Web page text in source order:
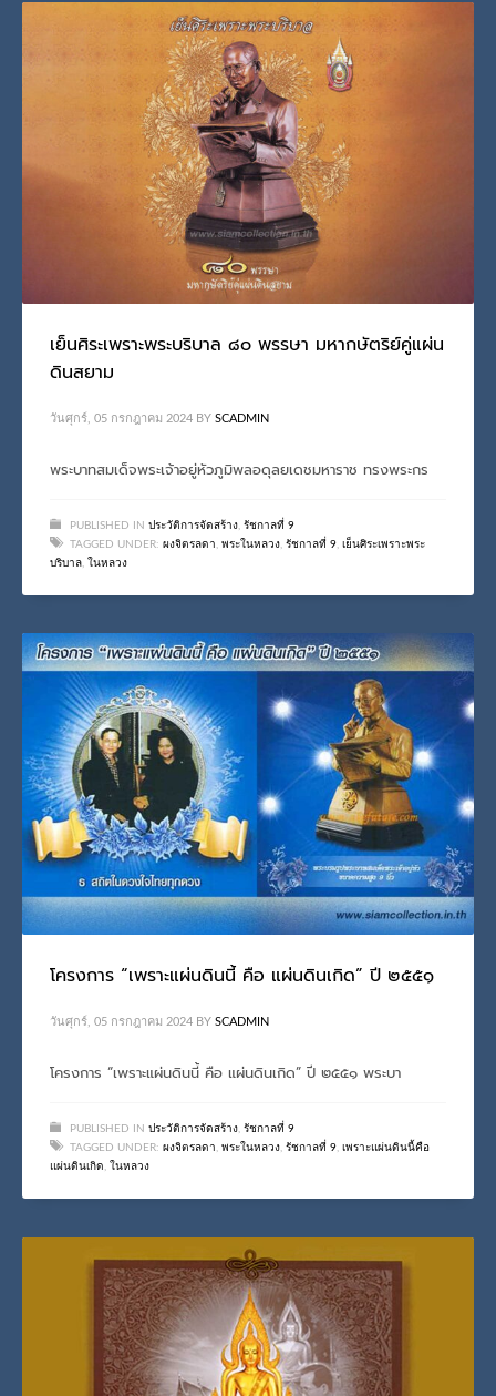
เย็นศิระเพราะพระบริบาล ๘๐ พรรษา มหากษัตริย์คู่แผ่น
ดินสยาม
วันศุกร์, 05 กรกฎาคม 2024 BY SCADMIN
พระบาทสมเด็จพระเจ้าอยู่หัวภูมิพลอดุลยเดชมหาราช ทรงพระกร
PUBLISHED IN ประวัติการจัดสร้าง, รัชกาลที่ 9
TAGGED UNDER: ผงจิตรลดา , พระในหลวง, รัชกาลที่ 9, เย็นศิระเพราะพระ
บริบาล, ในหลวง
โครงการ “เพราะแผ่นดินนี้ คือ แผ่นดินเกิด” ปี ๒๕๕๑
วันศุกร์, 05 กรกฎาคม 2024 BY SCADMIN
โครงการ “เพราะแผ่นดินนี้ คือ แผ่นดินเกิด” ปี ๒๕๕๑ พระบา
PUBLISHED IN ประวัติการจัดสร้าง, รัชกาลที่ 9
TAGGED UNDER: ผงจิตรลดา , พระในหลวง, รัชกาลที่ 9, เพราะแผ่นดินนี้คือ
แผ่นดินเกิด , ในหลวง